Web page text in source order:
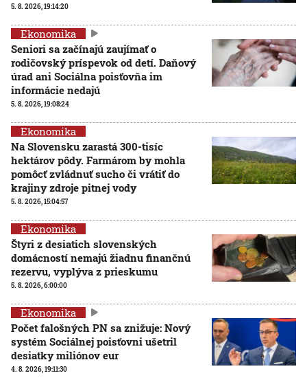
5. 8. 2026, 19:14:20
Ekonomika
Seniori sa začínajú zaujímať o
rodičovský príspevok od detí. Daňový
úrad ani Sociálna poisťovňa im
informácie nedajú
5. 8. 2026, 19:08:24
Ekonomika
Na Slovensku zarastá 300-tisíc
hektárov pôdy. Farmárom by mohla
pomôcť zvládnuť sucho či vrátiť do
krajiny zdroje pitnej vody
5. 8. 2026, 15:04:57
Ekonomika
Štyri z desiatich slovenských
domácností nemajú žiadnu finančnú
rezervu, vyplýva z prieskumu
5. 8. 2026, 6:00:00
Ekonomika
Počet falošných PN sa znižuje: Nový
systém Sociálnej poisťovni ušetril
desiatky miliónov eur
4. 8. 2026, 19:11:30